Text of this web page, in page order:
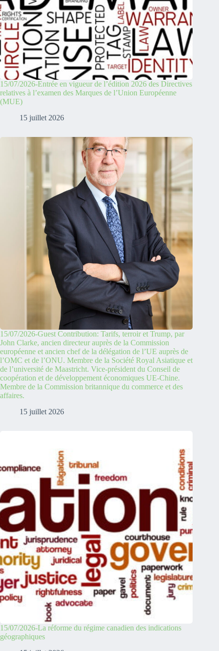
15/07/2026-Entrée en vigueur de l’édition 2026 des Directives
relatives à l’examen des Marques de l’Union Européenne
(MUE)
15 juillet 2026
15/07/2026-Guest Contribution: Tarifs, terroir et Trump, par
John Clarke, ancien directeur auprès de la Commission
européenne et ancien chef de la délégation de l’UE auprès de
l’OMC et de l’ONU. Membre de la Société Royal Asiatique et
de l’université de Maastricht. Vice-président du Conseil de
coopération et de développement économiques UE-Chine.
Membre de la Commission britannique du commerce et des
affaires.
15 juillet 2026
15/07/2026-La réforme du régime canadien des indications
géographiques